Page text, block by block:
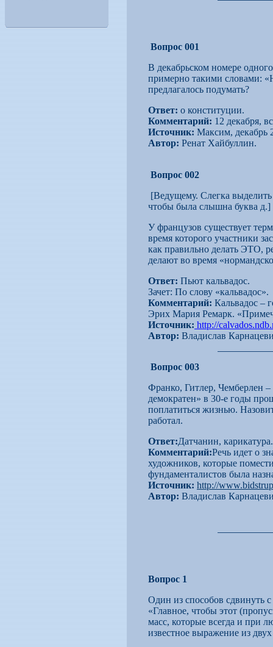
Вопрос 001
В декабрьском номере
примерно такими словами:
предлагалось подумать?
Ответ: о конституции.
Комментарий: 12 декабря,
Источник: Максим, декабрь
Автор: Ренат Хайбуллин.
Вопрос 002
[Ведущему. Слегка
чтобы была слышна буква д.]
У французов существует
время которого участники
как правильно делать ЭТО,
делают во время
Ответ: Пьют кальвадос.
Зачет: По слову «кальвадос».
Комментарий: Кальвадос –
Эрих Мария Ремарк.
Источник: http://
Автор: Владислав
Вопрос 003
Франко, Гитлер, Чемберлен –
демократен» в 30-е годы
поплатиться жизнью.
работал.
Ответ:Датчанин, карикатура.
Комментарий:Речь идет о
художников, которые
фундаменталистов была
Источник: http://
Автор: Владислав
Вопрос 1
Один из способов сдвинуть
«Главное, чтобы этот
масс, которые всегда и при
известное выражение из